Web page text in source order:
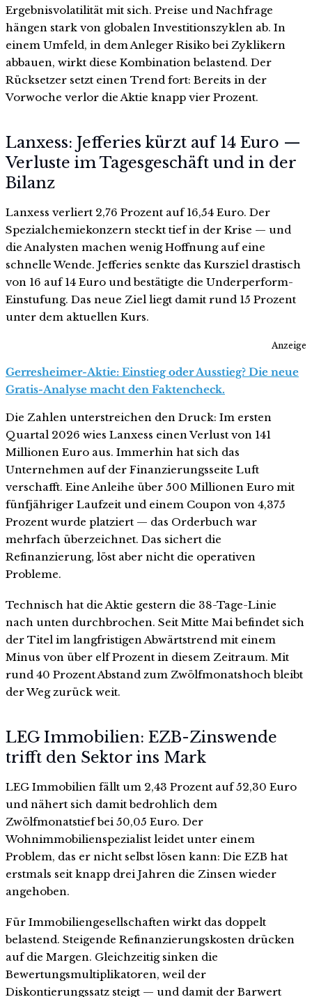
Ergebnisvolatilität mit sich. Preise und Nachfrage
hängen stark von globalen Investitionszyklen ab. In
einem Umfeld, in dem Anleger Risiko bei Zyklikern
abbauen, wirkt diese Kombination belastend. Der
Rücksetzer setzt einen Trend fort: Bereits in der
Vorwoche verlor die Aktie knapp vier Prozent.
Lanxess: Jefferies kürzt auf 14 Euro —
Verluste im Tagesgeschäft und in der
Bilanz
Lanxess verliert 2,76 Prozent auf 16,54 Euro. Der
Spezialchemiekonzern steckt tief in der Krise — und
die Analysten machen wenig Hoffnung auf eine
schnelle Wende. Jefferies senkte das Kursziel drastisch
von 16 auf 14 Euro und bestätigte die Underperform-
Einstufung. Das neue Ziel liegt damit rund 15 Prozent
unter dem aktuellen Kurs.
Anzeige
Gerresheimer-Aktie: Einstieg oder Ausstieg? Die neue
Gratis-Analyse macht den Faktencheck.
Die Zahlen unterstreichen den Druck: Im ersten
Quartal 2026 wies Lanxess einen Verlust von 141
Millionen Euro aus. Immerhin hat sich das
Unternehmen auf der Finanzierungsseite Luft
verschafft. Eine Anleihe über 500 Millionen Euro mit
fünfjähriger Laufzeit und einem Coupon von 4,375
Prozent wurde platziert — das Orderbuch war
mehrfach überzeichnet. Das sichert die
Refinanzierung, löst aber nicht die operativen
Probleme.
Technisch hat die Aktie gestern die 38-Tage-Linie
nach unten durchbrochen. Seit Mitte Mai befindet sich
der Titel im langfristigen Abwärtstrend mit einem
Minus von über elf Prozent in diesem Zeitraum. Mit
rund 40 Prozent Abstand zum Zwölfmonatshoch bleibt
der Weg zurück weit.
LEG Immobilien: EZB-Zinswende
trifft den Sektor ins Mark
LEG Immobilien fällt um 2,43 Prozent auf 52,30 Euro
und nähert sich damit bedrohlich dem
Zwölfmonatstief bei 50,05 Euro. Der
Wohnimmobilienspezialist leidet unter einem
Problem, das er nicht selbst lösen kann: Die EZB hat
erstmals seit knapp drei Jahren die Zinsen wieder
angehoben.
Für Immobiliengesellschaften wirkt das doppelt
belastend. Steigende Refinanzierungskosten drücken
auf die Margen. Gleichzeitig sinken die
Bewertungsmultiplikatoren, weil der
Diskontierungssatz steigt — und damit der Barwert